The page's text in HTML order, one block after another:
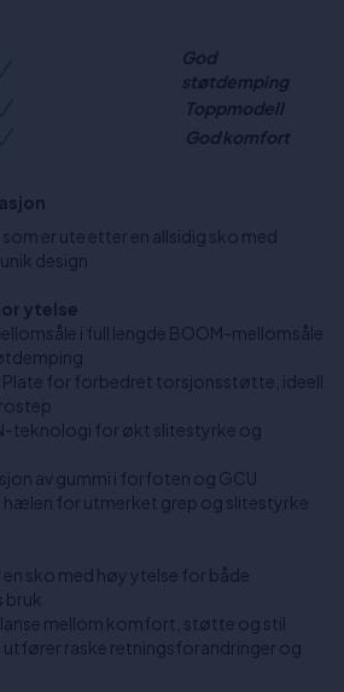
God
støtdemping
Toppmodell
God komfort
som er ute etter en allsidig sko med
design
ytelse
i full lengde BOOM-mellomsåle
Plate for forbedret torsjonsstøtte, ideell
teknologi for økt slitestyrke og
av gummi i forfoten og GCU
hælen for utmerket grep og slitestyrke
sko med høy ytelse for både
bruk
mellom komfort, støtte og stil
raske retningsforandringer og